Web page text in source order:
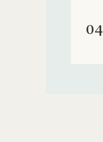
04